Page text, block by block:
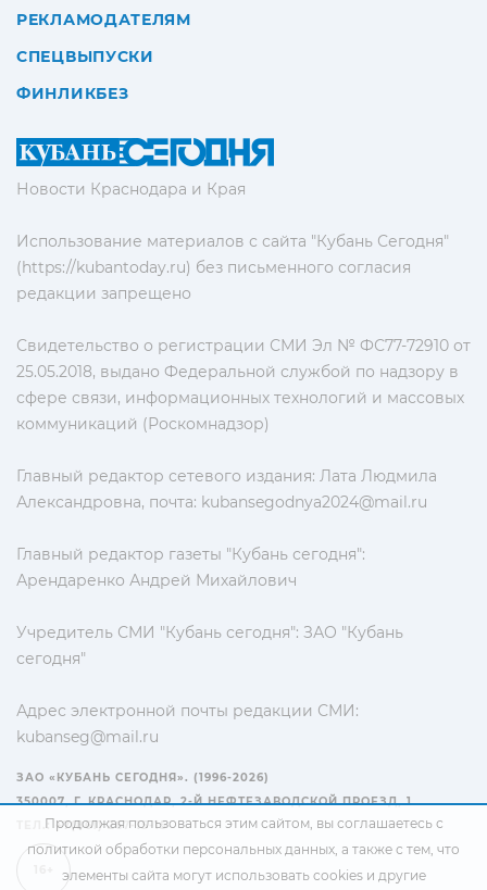
Новости Краснодара и Края
Использование материалов с сайта "Кубань Сегодня"
(https://kubantoday.ru) без письменного согласия
редакции запрещено
Свидетельство о регистрации СМИ Эл № ФС77-72910 от
25.05.2018, выдано Федеральной службой по надзору в
сфере связи, информационных технологий и массовых
коммуникаций (Роскомнадзор)
Главный редактор сетевого издания: Лата Людмила
Александровна, почта: kubansegodnya2024@mail.ru
Главный редактор газеты "Кубань сегодня":
Арендаренко Андрей Михайлович
Учредитель СМИ "Кубань сегодня": ЗАО "Кубань
сегодня"
Адрес электронной почты редакции СМИ:
kubanseg@mail.ru
РЕКЛАМОДАТЕЛЯМ
СПЕЦВЫПУСКИ
ФИНЛИКБЕЗ
ЗАО «КУБАНЬ СЕГОДНЯ». (1996-2026)
350007, Г. КРАСНОДАР, 2-Й НЕФТЕЗАВОДСКОЙ ПРОЕЗД, 1
ТЕЛ.: +7(861) 267-15-15
Продолжая пользоваться этим сайтом, вы соглашаетесь с
политикой обработки персональных данных, а также с тем, что
элементы сайта могут использовать cookies и другие